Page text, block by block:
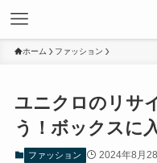
ホーム ファッション
ユニクロのリサ
う！ボックスに
ファッション 2024年8月